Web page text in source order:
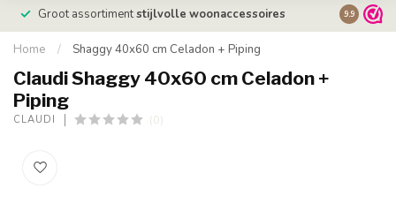
Groot assortimentstijlvolle woonaccessoires 9.9
Home / Shaggy 40x60 cm Celadon + Piping
Claudi Shaggy 40x60 cm Celadon +
Piping
CLAUDI (0)